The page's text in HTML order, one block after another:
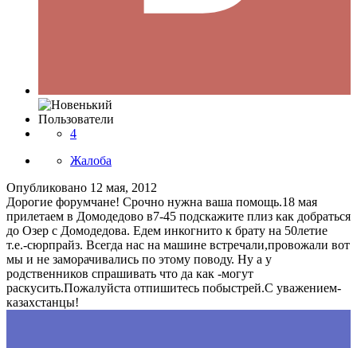
Пользователи
4
Жалоба
Опубликовано 12 мая, 2012
Дорогие форумчане! Срочно нужна ваша помощь.18 мая
прилетаем в Домодедово в7-45 подскажите плиз как добраться
до Озер с Домодедова. Едем инкогнито к брату на 50летие
т.е.-сюрпрайз. Всегда нас на машине встречали,провожали вот
мы и не заморачивались по этому поводу. Ну а у
родственников спрашивать что да как -могут
раскусить.Пожалуйста отпишитесь побыстрей.С уважением-
казахстанцы!